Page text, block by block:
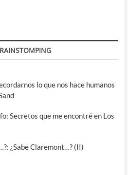
lo que nos hace humanos
Secretos que me encontré en Los
¿Sabe Claremont…? (II)